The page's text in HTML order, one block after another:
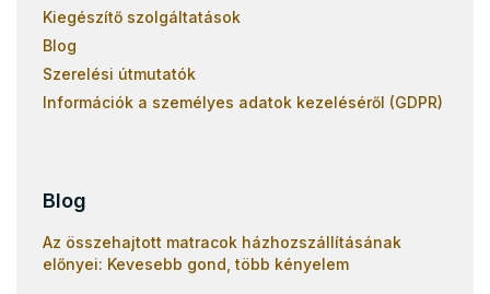
Kiegészítő szolgáltatások
Blog
Szerelési útmutatók
Információk a személyes adatok kezeléséről (GDPR)
Blog
Az összehajtott matracok házhozszállításának
előnyei: Kevesebb gond, több kényelem